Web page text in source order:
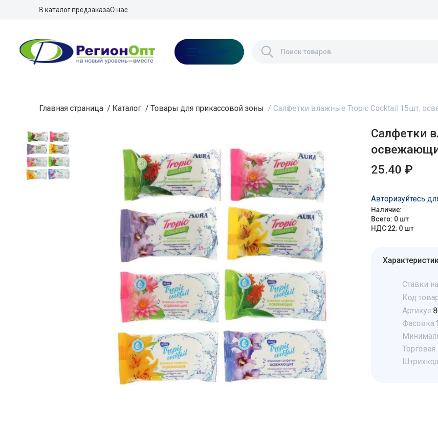
В каталог предзаказаО нас
Каталог
Главная страница / Каталог / Товары для прикассовой зоны / Салфетки влажные Tropic Cocktail 15шт.
Салфетки
25.40 ₽
Авторизуйтесь
Наличие:
Всего: 0 шт
НДС 22: 0 шт
Ставки
Код
Артикул:
Фасовка:
Торговая